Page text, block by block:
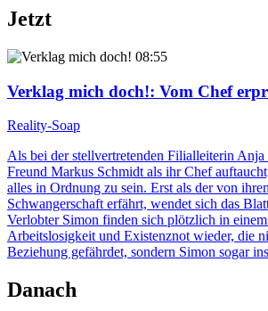
Jetzt
08:55
Verklag mich doch!: Vom Chef
Reality-Soap
Als bei der stellvertretenden Filialleiterin
Freund Markus Schmidt als ihr Chef
alles in Ordnung zu sein. Erst als der von
Schwangerschaft erfährt, wendet sich das
Verlobter Simon finden sich plötzlich in
Arbeitslosigkeit und Existenznot wieder, die
Beziehung gefährdet, sondern Simon sogar
Danach